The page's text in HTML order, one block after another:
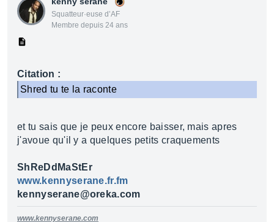
Squatteur·euse d’AF
Membre depuis 24 ans
Citation :
Shred tu te la raconte
et tu sais que je peux encore baisser, mais apres
j'avoue qu'il y a quelques petits craquements
ShReDdMaStEr
www.kennyserane.fr.fm
kennyserane@oreka.com
www.kennyserane.com